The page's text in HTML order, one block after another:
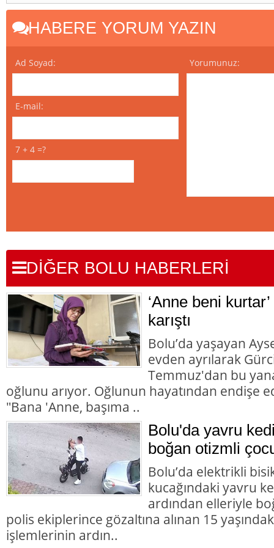
HABERE YORUM YAZIN
Ad Soyad:
E-mail:
7 + 4 =?
Yorumunuz:
DİĞER BOLU HABERLERİ
‘Anne beni
karıştı
Bolu’da yaşayan
evden ayrılarak
Temmuz'dan bu
oğlunu arıyor. Oğlunun hayatından endişe
"Bana 'Anne, başıma ..
Bolu'da yavru
boğan otizmli
Bolu’da elektrikli
kucağındaki yavru
ardından elleriyle
polis ekiplerince gözaltına alınan 15
işlemlerinin ardın..